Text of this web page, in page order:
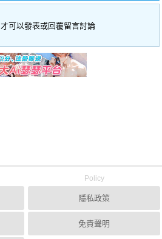
才可以發表或回覆留言討論
Policy
隱私政策
免責聲明